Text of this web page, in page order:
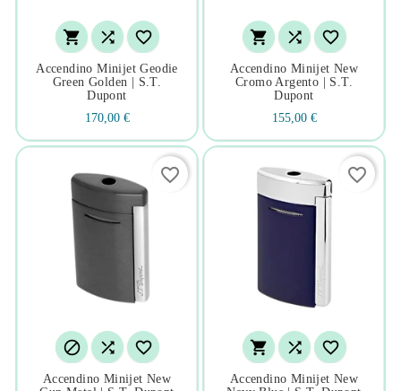
  
Accendino Minijet Geodie
Green Golden | S.t.
Dupont
170,00 €
  
Accendino Minijet New
Cromo Argento | S.t.
Dupont
155,00 €
  
Accendino Minijet New
favorite_border
  
Accendino Minijet New
favorite_border